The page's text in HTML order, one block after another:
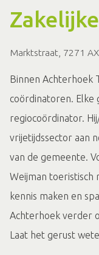
Marktstraat, 7271
Binnen Achterhoek
coördinatoren. Elke
regiocoördinator.
vrijetijdssector aan
van de gemeente.
Weijman toeristisch
kennis maken en
Achterhoek verder
Laat het gerust